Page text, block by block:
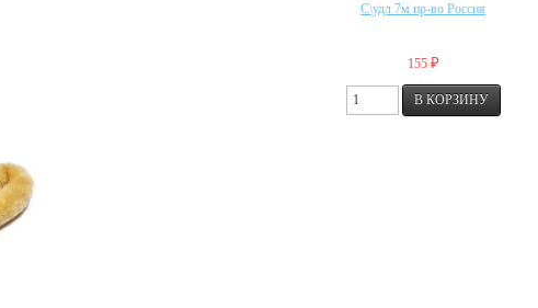
С\удл 7м пр-во Россия
155 ₽